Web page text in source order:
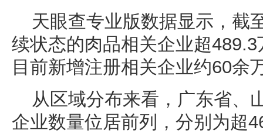
天眼查专业版数据显示，截
续状态的肉品相关企业超
目前新增注册相关企业约60余
从区域分布来看，广东省、
企业数量位居前列，分别为超